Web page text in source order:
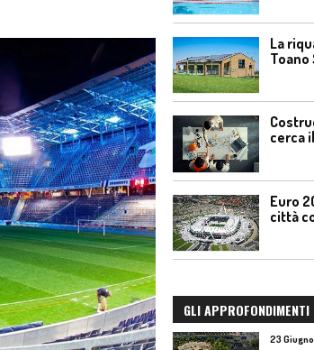
La
Toano
cerca
Euro
città
GLI
23